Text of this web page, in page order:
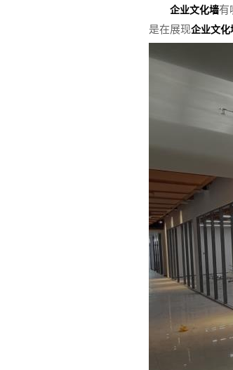
企业文化墙有
是在展现企业文化